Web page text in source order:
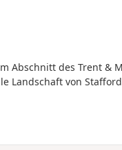
Abschnitt des Trent &
Landschaft von